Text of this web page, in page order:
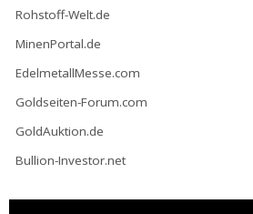
Rohstoff-Welt.de
MinenPortal.de
EdelmetallMesse.com
Goldseiten-Forum.com
GoldAuktion.de
Bullion-Investor.net